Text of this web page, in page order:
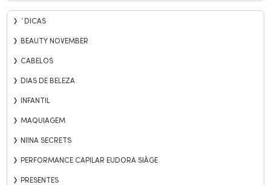
`DICAS
BEAUTY NOVEMBER
CABELOS
DIAS DE BELEZA
INFANTIL
MAQUIAGEM
NIINA SECRETS
PERFORMANCE CAPILAR EUDORA SIÀGE
PRESENTES